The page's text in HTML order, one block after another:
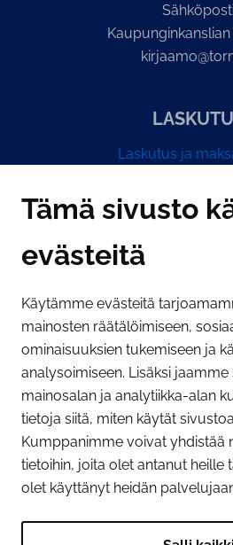
Tämä sivusto
evästeitä
Käytämme evästeitä
mainosten räätälöimiseen,
ominaisuuksien tukemiseen ja
analysoimiseen. Lisäksi
mainosalan ja analytiikka-alan
tietoja siitä, miten käytät
Kumppanimme voivat yhdistää
tietoihin, joita olet antanut heille
olet käyttänyt heidän
Laskutus ja
Näytä
SOSIAALINEN
Facebook InstagramYouTube